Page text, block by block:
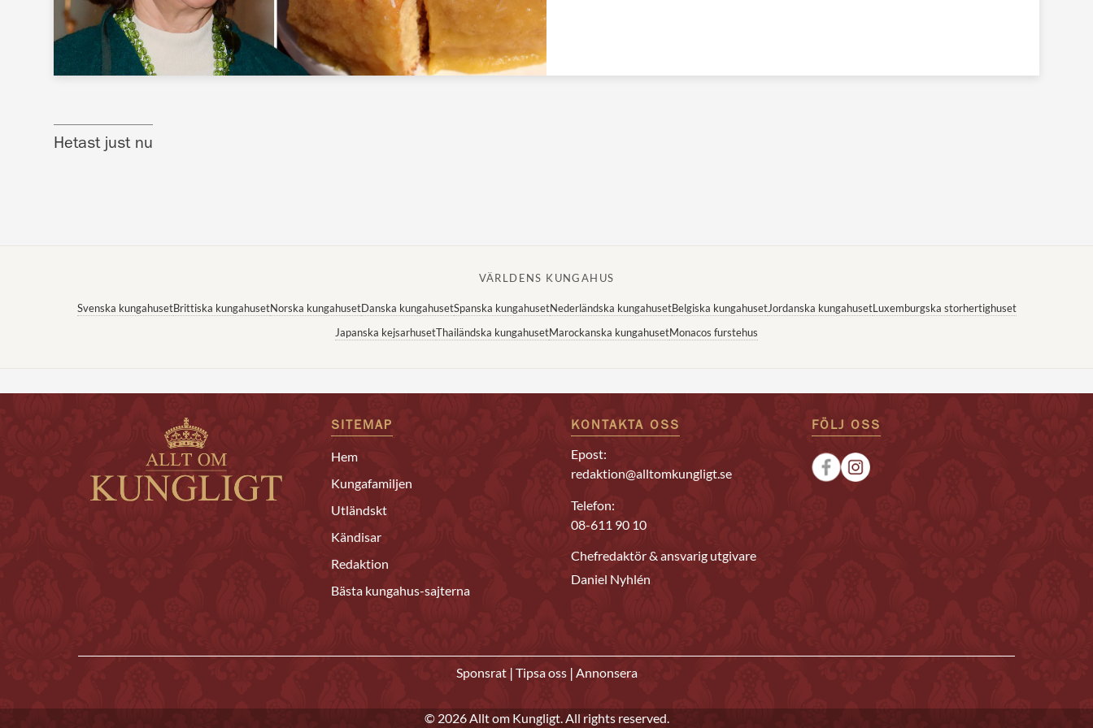
Hetast just nu
VÄRLDENS KUNGAHUS
Svenska kungahusetBrittiska kungahusetNorska kungahusetDanska kungahusetSpanska kungahusetNederländska kungahusetBelgiska kungahusetJordanska kungahusetLuxemburgska storhertighuset
Japanska kejsarhusetThailändska kungahusetMarockanska kungahusetMonacos furstehus
SITEMAP
Hem
Kungafamiljen
Utländskt
Kändisar
Redaktion
Bästa kungahus-sajterna
KONTAKTA OSS
Epost:
redaktion@alltomkungligt.se
Telefon:
08-611 90 10
Chefredaktör & ansvarig utgivare
Daniel Nyhlén
FÖLJ OSS
Sponsrat | Tipsa oss | Annonsera
© 2026 Allt om Kungligt. All rights reserved.